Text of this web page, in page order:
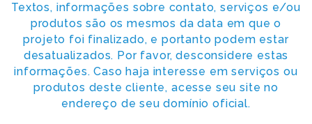
Textos, informações sobre contato, serviços e/ou
produtos são os mesmos da data em que o
projeto foi finalizado, e portanto podem estar
desatualizados. Por favor, desconsidere estas
informações. Caso haja interesse em serviços ou
produtos deste cliente, acesse seu site no
endereço de seu domínio oficial.